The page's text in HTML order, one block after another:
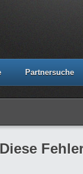
Partnersuche